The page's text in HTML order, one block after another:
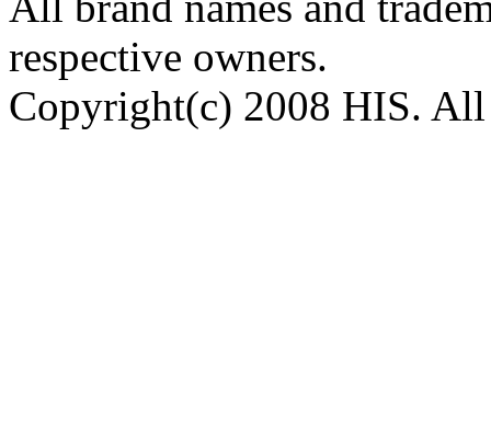
respective owners.
Copyright(c) 2008 HIS. All